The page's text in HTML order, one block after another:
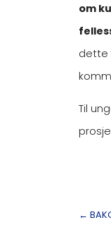
om
dette
Til
←